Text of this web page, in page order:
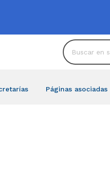
Páginas asociadas